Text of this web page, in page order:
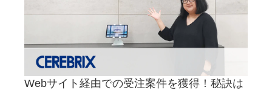
Webサイト経由での受注案件を獲得！秘訣は